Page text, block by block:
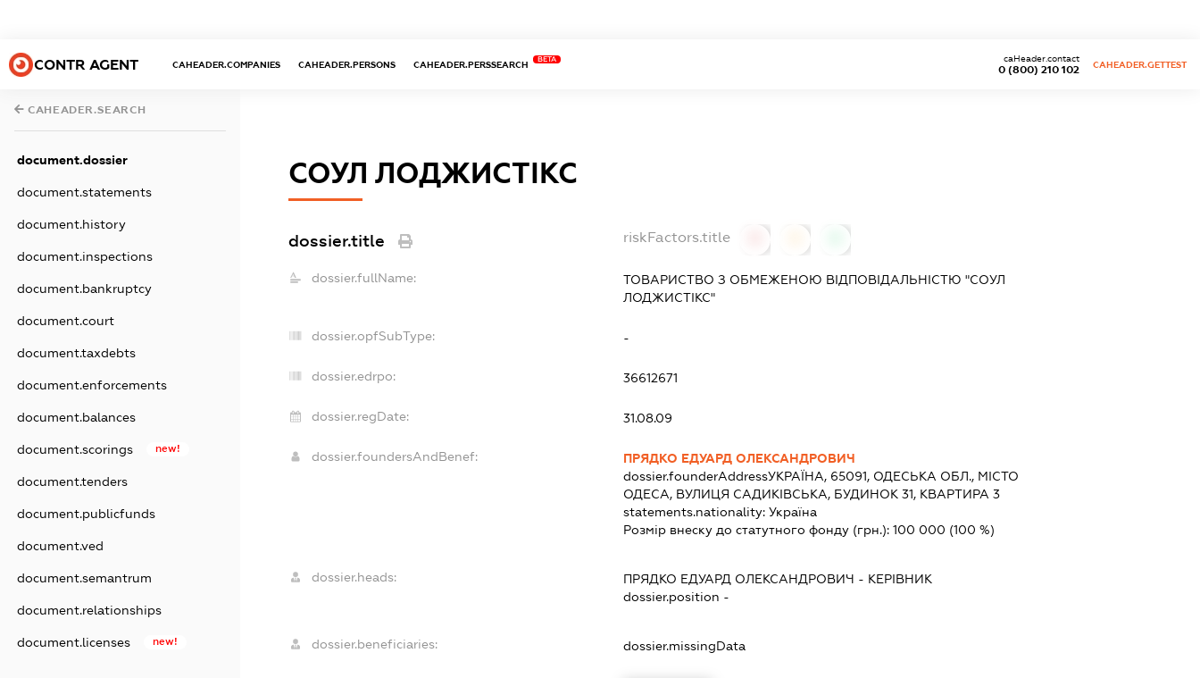
CONTR AGENT CAHEADER.COMPANIES CAHEADER.PERSONS CAHEADER.PERSSEARCH
BETA
0 (800) 210 102
caHeader.contact
CAHEADER.GETTEST
CAHEADER.SEARCH
document.dossier
document.statements
document.history
document.inspections
document.bankruptcy
document.court
document.taxdebts
document.enforcements
document.balances
document.scorings new!
document.tenders
document.publicfunds
document.ved
document.semantrum
document.relationships
document.licenses new!
СОУЛ ЛОДЖИСТІКС
dossier.title riskFactors.title
dossier.fullName:
ТОВАРИСТВО З ОБМЕЖЕНОЮ ВІДПОВІДАЛЬНІСТЮ "СОУЛ
ЛОДЖИСТІКС"
dossier.opfSubType: -
dossier.edrpo: 36612671
dossier.regDate: 31.08.09
dossier.foundersAndBenef:
ПРЯДКО ЕДУАРД ОЛЕКСАНДРОВИЧ
dossier.founderAddressУКРАЇНА, 65091, ОДЕСЬКА ОБЛ., МІСТО
ОДЕСА, ВУЛИЦЯ САДИКІВСЬКА, БУДИНОК 31, КВАРТИРА 3
statements.nationality: Україна
Розмір внеску до статутного фонду (грн.): 100 000 (100 %)
dossier.heads: ПРЯДКО ЕДУАРД ОЛЕКСАНДРОВИЧ - КЕРІВНИК
dossier.position -
dossier.beneficiaries: dossier.missingData